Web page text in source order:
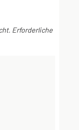
Erforderliche